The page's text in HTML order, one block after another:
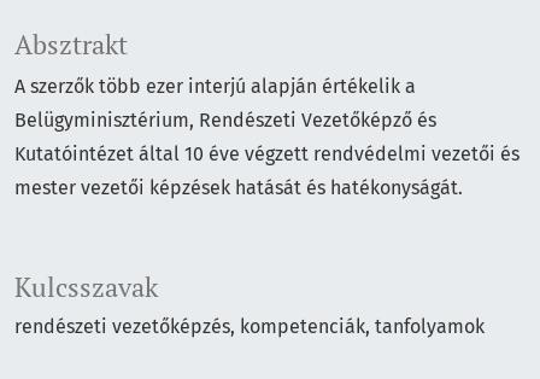
Kulcsszavak
rendészeti vezetőképzés kompetenciák tanfolyamok
Absztrakt
A szerzők több ezer interjú alapján értékelik a
Belügyminisztérium, Rendészeti Vezetőképző és
Kutatóintézet által 10 éve végzett rendvédelmi vezetői és
mester vezetői képzések hatását és hatékonyságát.